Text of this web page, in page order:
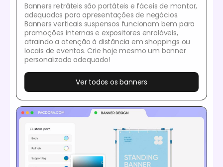
Banners retráteis são portáteis e fáceis de montar,
adequados para apresentações de negócios.
Banners verticais suspensos funcionam bem para
promoções internas e expositores enroláveis,
atraindo a atenção à distância em shoppings ou
locais de eventos. Crie hoje mesmo um banner
personalizado adequado!
Ver todos os banners